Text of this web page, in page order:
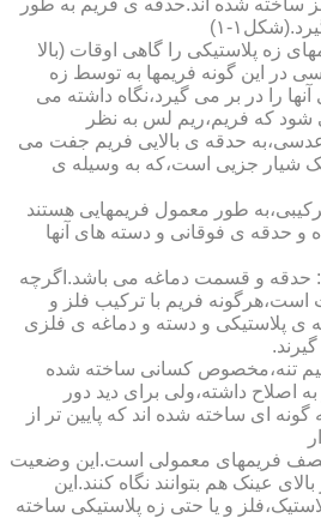
ساخته شده اند.حدقه ی فریم به طور
۱)
زه پلاستیکی را گاهی اوقات (بالا
در این گونه فریمها به توسط زه
را در بر می گیرد،نگاه داشته می
که فریم،ریم لس به نظر
حدقه ی بالایی فریم جفت می
شیار جزیی است،که به وسیله ی
طور معمول فریمهایی هستند
و حدقه ی فوقانی و دسته های آنها
: حدقه و قسمت دماغه می باشد.اگرچه
است،هرگونه فریم با ترکیب فلز و
ی پلاستیکی و دسته و دماغه ی فلزی
نیم تنه،مخصوص کسانی ساخته شده
اصلاح داشته،ولی برای دید دور
گونه ای ساخته شده اند که پایین تر از
نصف فریمهای معمولی است.این وضعیت
عینک هم بتوانند نگاه کنند.این
و یا حتی زه پلاستیکی ساخته